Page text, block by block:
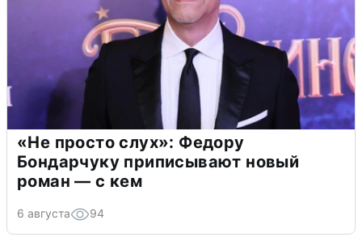
«Не просто слух»: Федору
Бондарчуку приписывают новый
роман — с кем
6 августа 94